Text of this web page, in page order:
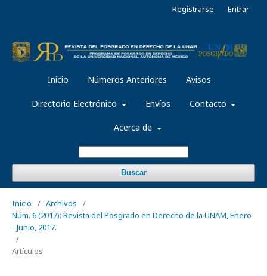
Inicio Números Anteriores Avisos
Directorio Electrónico Envíos Contacto
Acerca de
Buscar
Registrarse Entrar
Inicio / Archivos
/
Núm. 6 (2017): Revista del Posgrado en Derecho de la UNAM, Enero
- Junio, 2017.
/
Artículos